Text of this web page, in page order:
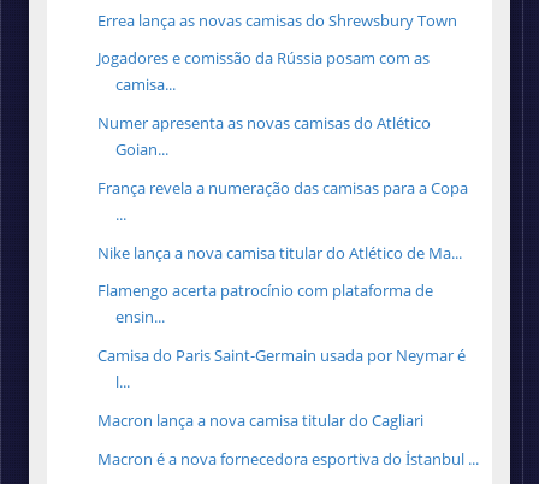
Errea lança as novas camisas do Shrewsbury Town
Jogadores e comissão da Rússia posam com as
camisa...
Numer apresenta as novas camisas do Atlético
Goian...
França revela a numeração das camisas para a Copa
...
Nike lança a nova camisa titular do Atlético de Ma...
Flamengo acerta patrocínio com plataforma de
ensin...
Camisa do Paris Saint-Germain usada por Neymar é
l...
Macron lança a nova camisa titular do Cagliari
Macron é a nova fornecedora esportiva do İstanbul ...